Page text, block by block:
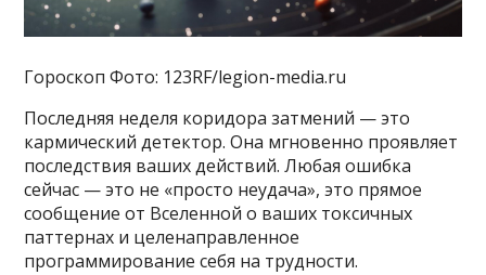
Гороскоп Фото: 123RF/legion-media.ru
Последняя неделя коридора затмений — это
кармический детектор. Она мгновенно проявляет
последствия ваших действий. Любая ошибка
сейчас — это не «просто неудача», это прямое
сообщение от Вселенной о ваших токсичных
паттернах и целенаправленное
программирование себя на трудности.